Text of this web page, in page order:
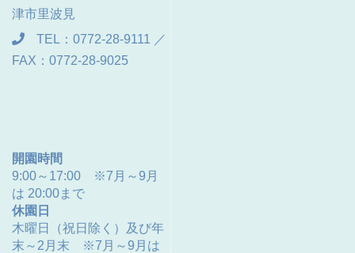
津市里波見
TEL：0772-28-9111 ／
FAX：0772-28-9025
開園時間
9:00～17:00 ※7月～9月
は 20:00まで
休園日
木曜日（祝日除く）及び年
末～2月末 ※7月～9月は